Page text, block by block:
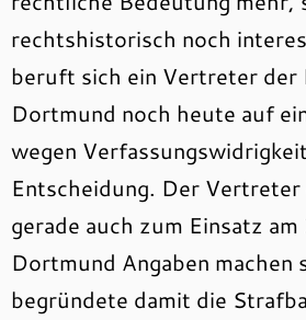
rechtshistorisch noch
beruft sich ein Vertreter der
Dortmund noch heute auf
wegen
Entscheidung. Der
gerade auch zum Einsatz
Dortmund Angaben machen
begründete damit die